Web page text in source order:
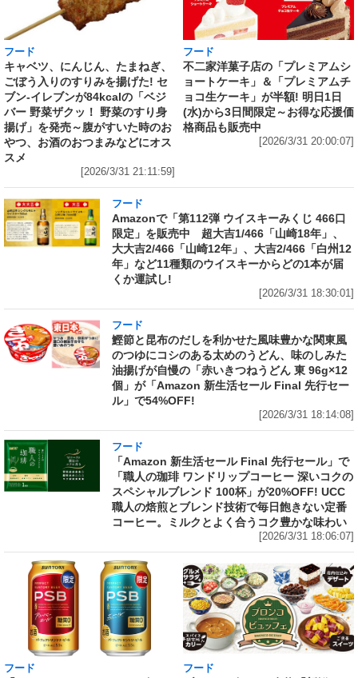
フード
キャベツ、にんじん、たまねぎ、
ごぼう入りのすりみを揚げた! セ
ブン‐イレブンが84kcalの「ベジ
バー 野菜ザクッ！ 野菜のすり身
揚げ」を発売～腹がすいた時のお
やつ、お酒のおつまみなどにオス
スメ
[2026/3/31 21:11:59]
フード
不二家洋菓子店の「プレミアムシ
ョートケーキ」＆「プレミアムチ
ョコ生ケーキ」が半額! 明日1日
(水)から3日間限定～お得な応援価
格商品も販売中
[2026/3/31 20:00:07]
フード
Amazonで「第112弾 ウイスキーみくじ 466口
限定」を販売中 超大吉1/466「山崎18年」、
大大吉2/466「山崎12年」、大吉2/466「白州12
年」など11種類のウイスキーからどの1本が届
くか運試し!
[2026/3/31 18:30:01]
フード
鰹節と昆布のだしを利かせた風味豊かな関東風
のつゆにコシのある太めのうどん、味のしみた
油揚げが自慢の「赤いきつねうどん 東 96g×12
個」が「Amazon 新生活セール Final 先行セー
ル」で54%OFF!
[2026/3/31 18:14:08]
フード
「Amazon 新生活セール Final 先行セール」で
「職人の珈琲 ワンドリップコーヒー 深いコクの
スペシャルブレンド 100杯」が20%OFF! UCC
職人の焙煎とブレンド技術で毎日飽きない定番
コーヒー。ミルクとよく合うコク豊かな味わい
[2026/3/31 18:06:07]
フード フード